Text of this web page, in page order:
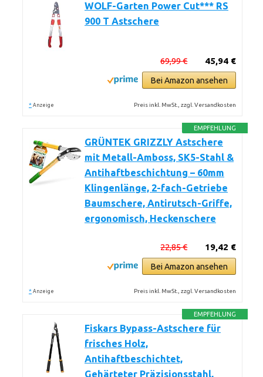
WOLF-Garten Power Cut*** RS
900 T Astschere
45,94 €
69,99 €
Bei Amazon ansehen
* Anzeige Preis inkl. MwSt., zzgl. Versandkosten
EMPFEHLUNG
GRÜNTEK GRIZZLY Astschere
mit Metall-Amboss, SK5-Stahl &
Antihaftbeschichtung – 60mm
Klingenlänge, 2-fach-Getriebe
Baumschere, Antirutsch-Griffe,
ergonomisch, Heckenschere
19,42 €
22,85 €
Bei Amazon ansehen
* Anzeige Preis inkl. MwSt., zzgl. Versandkosten
EMPFEHLUNG
Fiskars Bypass-Astschere für
frisches Holz,
Antihaftbeschichtet,
Gehärteter Präzisionsstahl,